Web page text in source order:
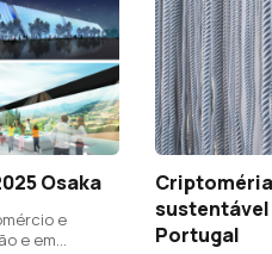
Osaka
e
e em
Portugal